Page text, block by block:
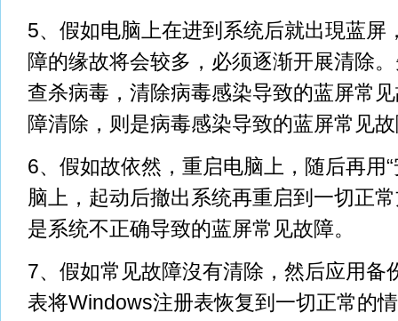
5、假如电脑上在进到系统后就出現蓝屏
障的缘故将会较多，必须逐渐开展清除
查杀病毒，清除病毒感染导致的蓝屏常
障清除，则是病毒感染导致的蓝屏常见
6、假如故依然，重启电脑上，随后再用
脑上，起动后撤出系统再重启到一切正
是系统不正确导致的蓝屏常见故障。
7、假如常见故障沒有清除，然后应用备
表将Windows注册表恢复到一切正常的